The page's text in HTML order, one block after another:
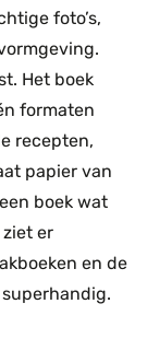
foto’s,
Het boek
formaten
recepten,
papier van
boek wat
er
en de